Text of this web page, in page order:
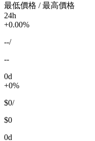
最低價格 / 最高價格
24h
+0.00%
--/
--
0d
+0%
$0/
$0
0d